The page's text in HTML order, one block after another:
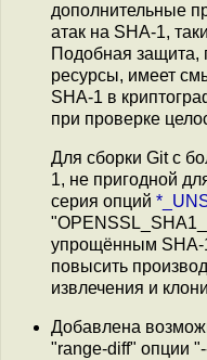
дополнительные
атак на SHA-1,
Подобная защита,
ресурсы, имеет
SHA-1 в
при проверке
Для сборки Git с
1, не пригодной
серия опций
упрощённым SHA-
повысить
извлечения и
Добавлена
"range-diff" опции